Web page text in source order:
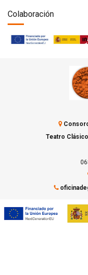
Colaboración
Teatro